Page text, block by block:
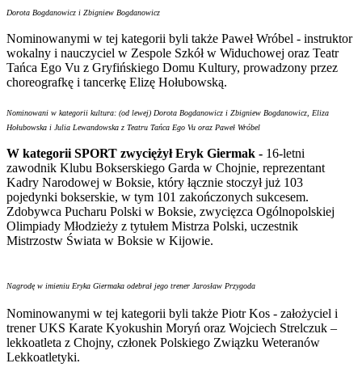
Dorota Bogdanowicz i Zbigniew Bogdanowicz
Nominowanymi w tej kategorii byli także Paweł Wróbel - instruktor
wokalny i nauczyciel w Zespole Szkół w Widuchowej oraz Teatr
Tańca Ego Vu z Gryfińskiego Domu Kultury, prowadzony przez
choreografkę i tancerkę Elizę Hołubowską.
Nominowani w kategorii kultura: (od lewej) Dorota Bogdanowicz i Zbigniew Bogdanowicz, Eliza
Hołubowska i Julia Lewandowska z Teatru Tańca Ego Vu oraz Paweł Wróbel
W kategorii SPORT zwyciężył Eryk Giermak - 16-letni
zawodnik Klubu Bokserskiego Garda w Chojnie, reprezentant
Kadry Narodowej w Boksie, który łącznie stoczył już 103
pojedynki bokserskie, w tym 101 zakończonych sukcesem.
Zdobywca Pucharu Polski w Boksie, zwycięzca Ogólnopolskiej
Olimpiady Młodzieży z tytułem Mistrza Polski, uczestnik
Mistrzostw Świata w Boksie w Kijowie.
Nagrodę w imieniu Eryka Giermaka odebrał jego trener Jarosław Przygoda
Nominowanymi w tej kategorii byli także Piotr Kos - założyciel i
trener UKS Karate Kyokushin Moryń oraz Wojciech Strelczuk –
lekkoatleta z Chojny, członek Polskiego Związku Weteranów
Lekkoatletyki.